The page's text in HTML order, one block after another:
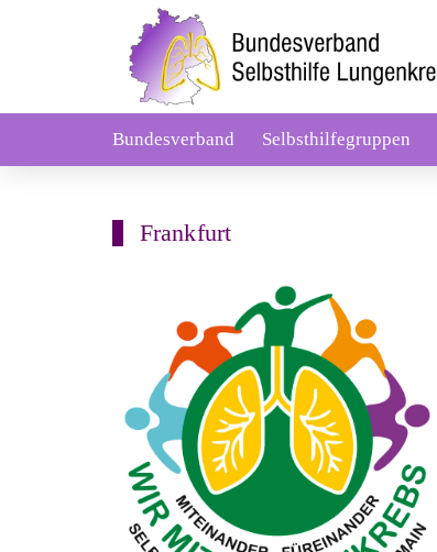
Bundesverband Selbsthilfegruppen
Frankfurt